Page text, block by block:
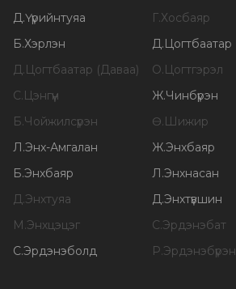
Д.Үүрийнтуяа Г.Хосбаяр
Б.Хэрлэн Д.Цогтбаатар
Д.Цогтбаатар (Даваа) О.Цогтгэрэл
С.Цэнгүүн Ж.Чинбүрэн
Б.Чойжилсүрэн Ө.Шижир
Л.Энх-Амгалан Ж.Энхбаяр
Б.Энхбаяр Л.Энхнасан
Д.Энхтуяа Д.Энхтүвшин
М.Энхцэцэг С.Эрдэнэбат
С.Эрдэнэболд Р.Эрдэнэбүрэн